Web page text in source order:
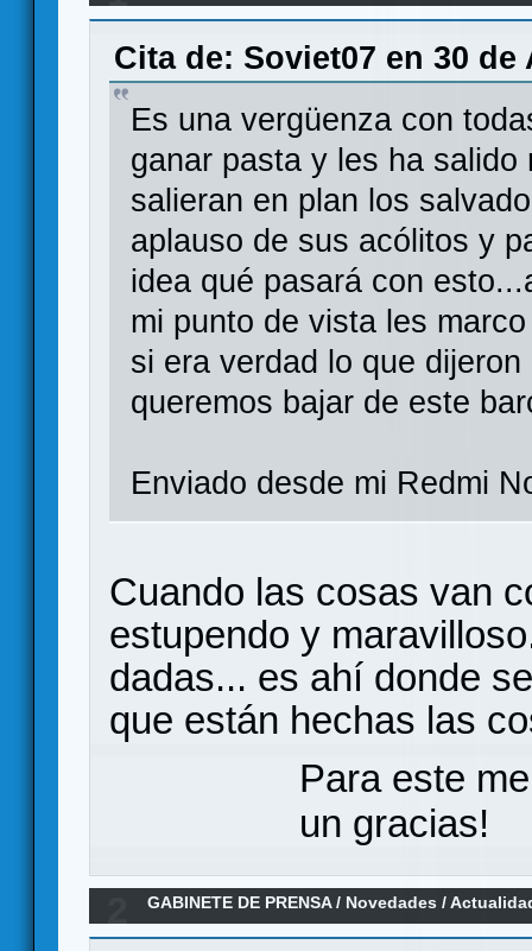
Edition en KS para Mayo
Cita de: Soviet07 en 30 de
Es una vergüenza con
ganar pasta y les ha
salieran en plan los
aplauso de sus acólitos y
idea qué pasará con
mi punto de vista les
si era verdad lo que
queremos bajar de este
Enviado desde mi Redmi
Cuando las cosas van
estupendo y
dadas... es ahí donde
que están hechas las
Para este
un gracias!
GABINETE DE PRENSA/ Novedades /